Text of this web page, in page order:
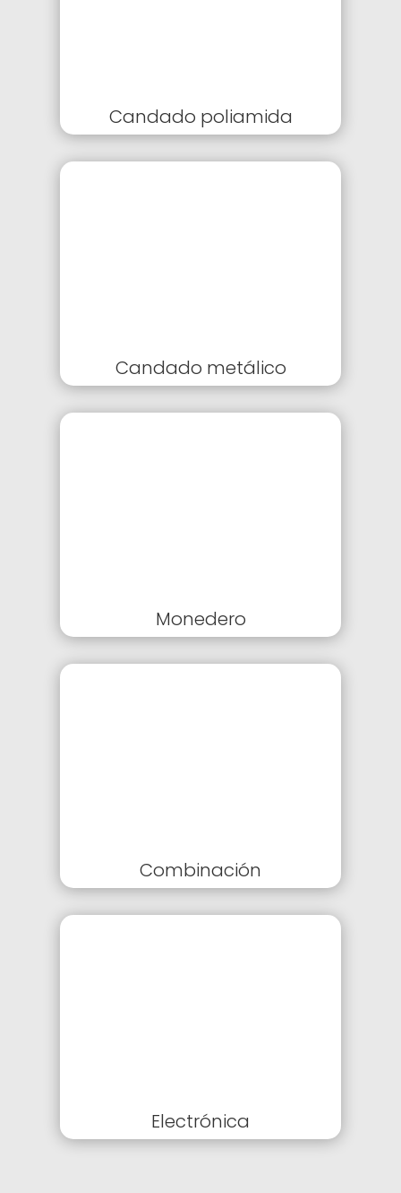
Candado poliamida
Candado metálico
Monedero
Combinación
Electrónica